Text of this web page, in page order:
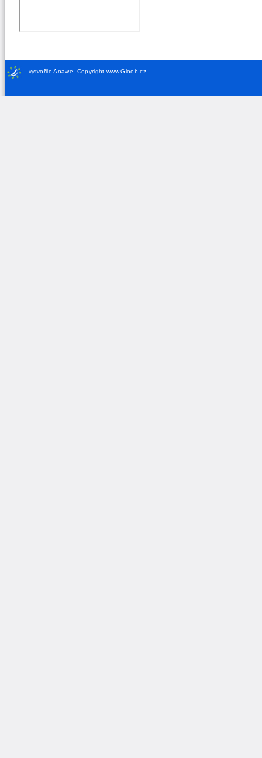
vytvořiloAnawe Copyright www.Gloob.cz